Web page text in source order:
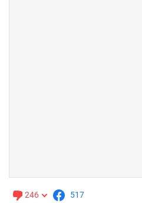
246 517